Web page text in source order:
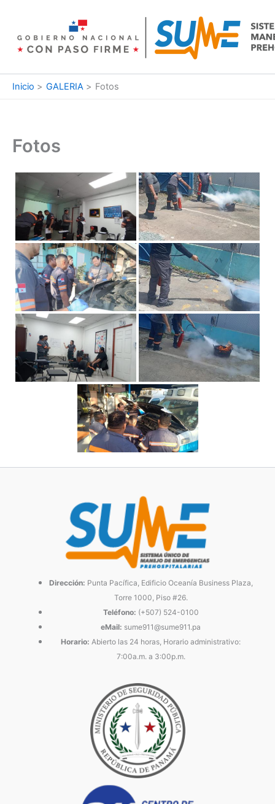
contenido
Inicio GALERIA Fotos
Fotos
Dirección: Punta Pacífica, Edificio Oceanía Business Plaza,
Torre 1000, Piso #26.
Teléfono: (+507) 524-0100
eMail: sume911@sume911.pa
Horario: Abierto las 24 horas, Horario administrativo:
7:00a.m. a 3:00p.m.